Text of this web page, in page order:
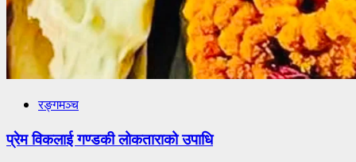
रङ्गमञ्च
प्रेम विकलाई गण्डकी लोकताराको उपाधि